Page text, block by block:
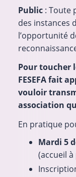
Public: Toute
des instances
l’opportunité
Pour toucher
FESEFA fait
vouloir
association
En pratique
Mardi 5
(accueil